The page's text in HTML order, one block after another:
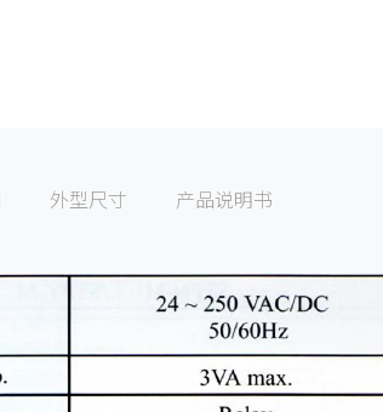
外型尺寸 产品说明书